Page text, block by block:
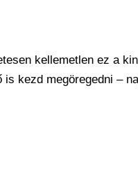
kellemetlen ez a
kezd megöregedni –